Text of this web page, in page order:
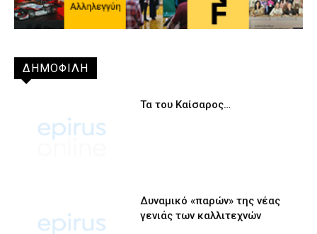
ΔΗΜΟΦΙΛΗ
Τα του Καίσαρος…
Δυναμικό «παρών» της νέας
γενιάς των καλλιτεχνών